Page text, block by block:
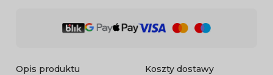
Opis produktu Koszty dostawy